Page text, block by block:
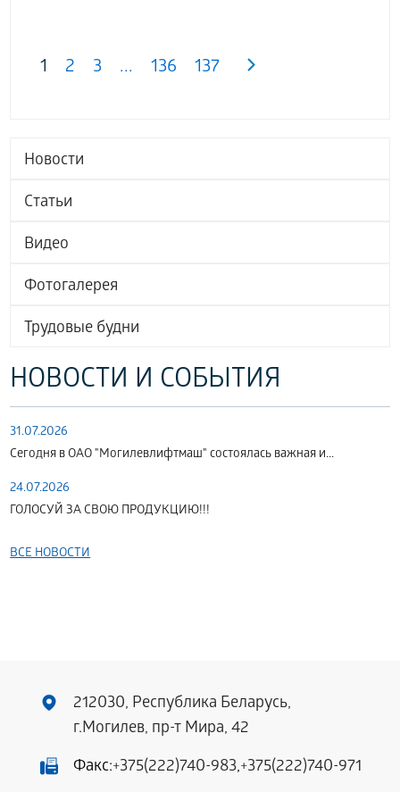
Новости
Статьи
Видео
Фотогалерея
Трудовые будни
НОВОСТИ И СОБЫТИЯ
31.07.2026
Сегодня в ОАО "Могилевлифтмаш" состоялась важная и...
24.07.2026
ГОЛОСУЙ ЗА СВОЮ ПРОДУКЦИЮ!!!
ВСЕ НОВОСТИ
1 2 3 ... 136 137
212030, Республика Беларусь,
г.Могилев, пр-т Мира, 42
Факс:+375(222)740-983,+375(222)740-971